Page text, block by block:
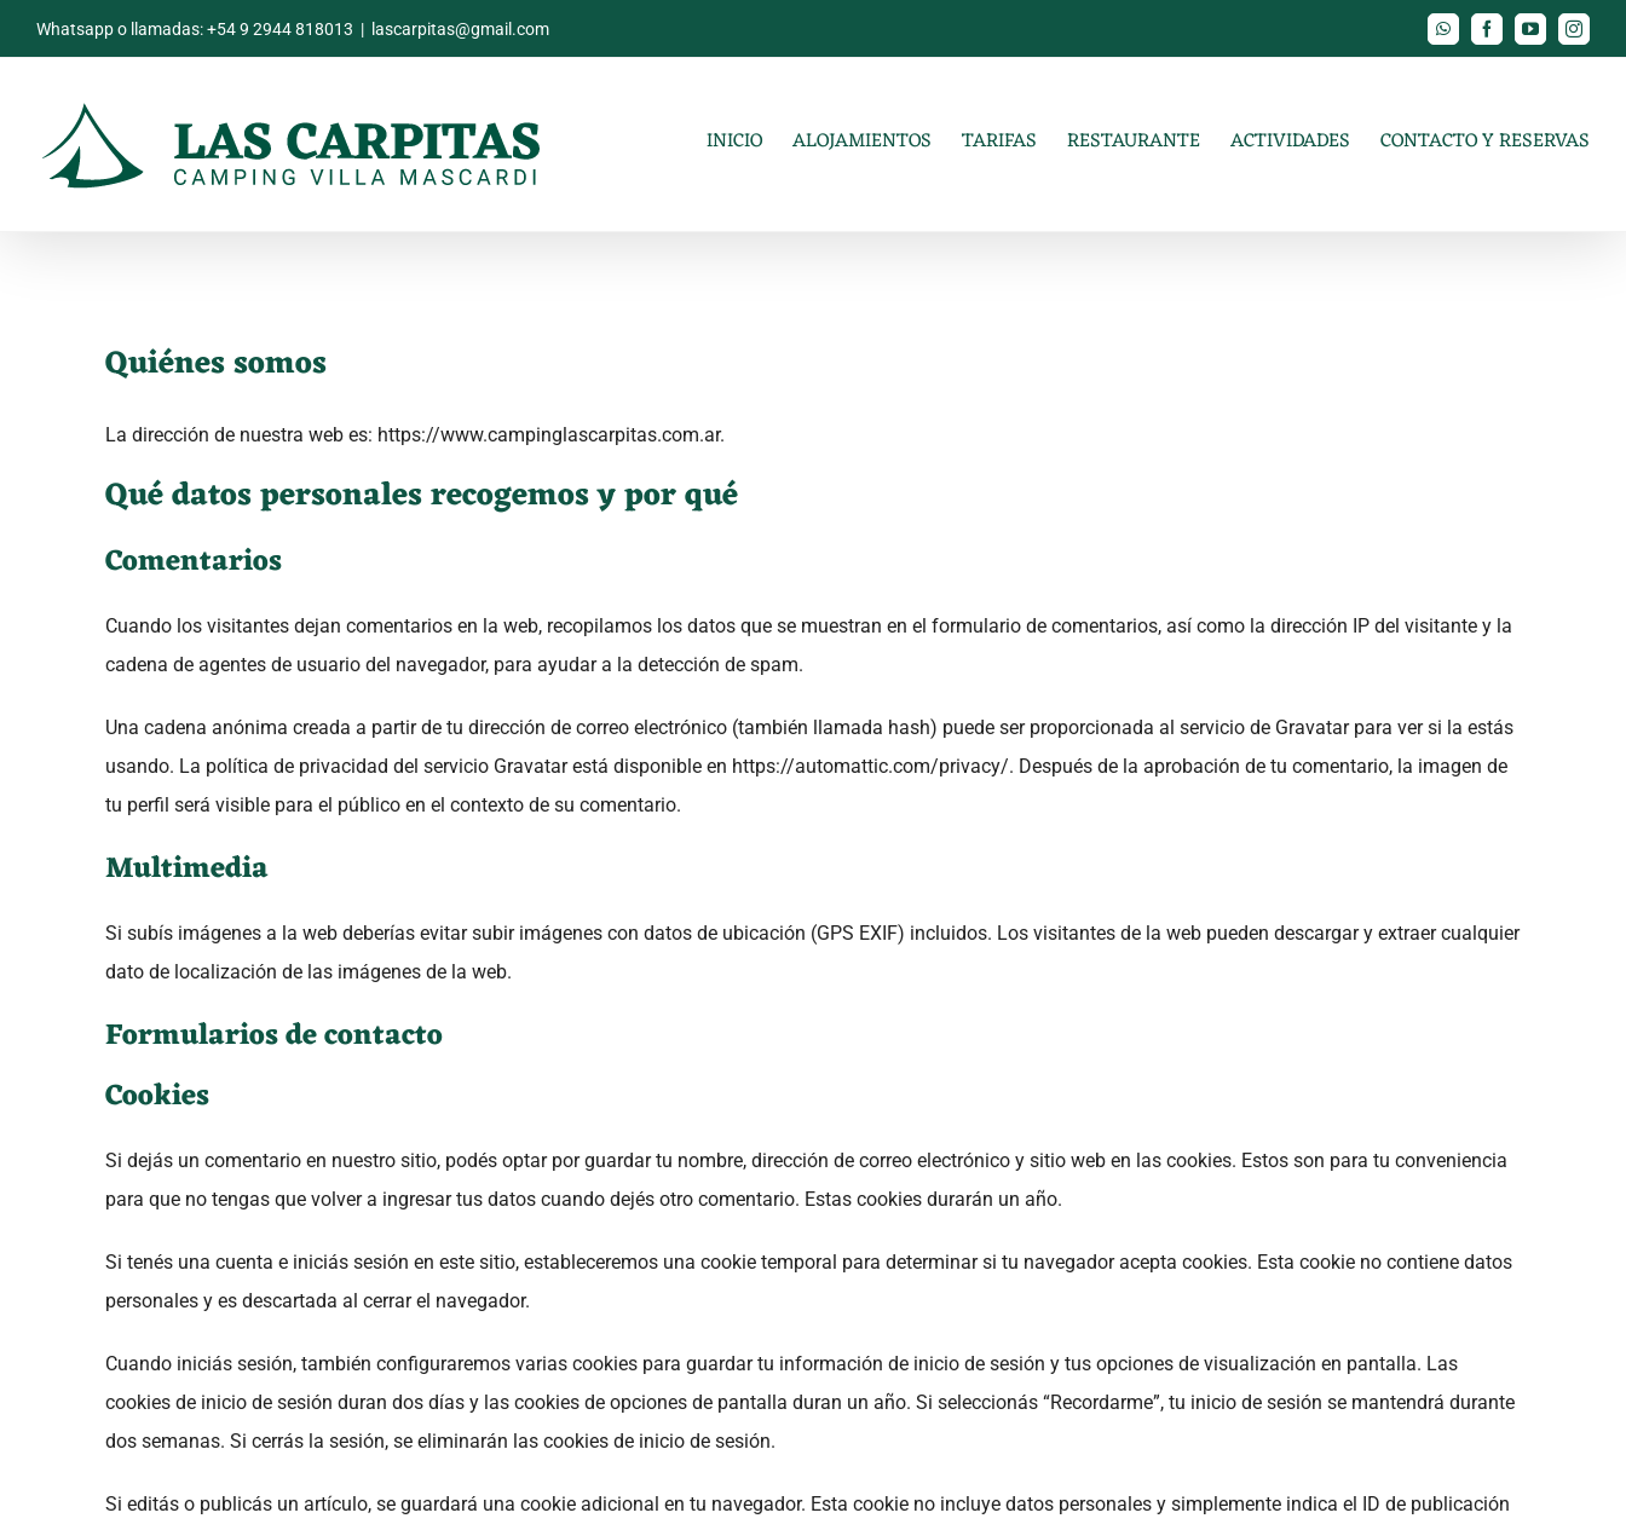
to
Whatsapp o llamadas:+54 9 2944 818013 | lascarpitas@gmail.com WhatsAppFacebookYouTube
INICIO ALOJAMIENTOS TARIFAS RESTAURANTE ACTIVIDADES CONTACTO Y RESERVAS
Quiénes somos
La dirección de nuestra web es: https://www.campinglascarpitas.com.ar.
Qué datos personales recogemos y por qué
Comentarios
Cuando los visitantes dejan comentarios en la web, recopilamos los datos que se muestran en el formulario de comentarios, así como la dirección IP del visitante y la
cadena de agentes de usuario del navegador, para ayudar a la detección de spam.
Una cadena anónima creada a partir de tu dirección de correo electrónico (también llamada hash) puede ser proporcionada al servicio de Gravatar para ver si la estás
usando. La política de privacidad del servicio Gravatar está disponible en https://automattic.com/privacy/. Después de la aprobación de tu comentario, la imagen de
tu perfil será visible para el público en el contexto de su comentario.
Multimedia
Si subís imágenes a la web deberías evitar subir imágenes con datos de ubicación (GPS EXIF) incluidos. Los visitantes de la web pueden descargar y extraer cualquier
dato de localización de las imágenes de la web.
Formularios de contacto
Cookies
Si dejás un comentario en nuestro sitio, podés optar por guardar tu nombre, dirección de correo electrónico y sitio web en las cookies. Estos son para tu conveniencia
para que no tengas que volver a ingresar tus datos cuando dejés otro comentario. Estas cookies durarán un año.
Si tenés una cuenta e iniciás sesión en este sitio, estableceremos una cookie temporal para determinar si tu navegador acepta cookies. Esta cookie no contiene datos
personales y es descartada al cerrar el navegador.
Cuando iniciás sesión, también configuraremos varias cookies para guardar tu información de inicio de sesión y tus opciones de visualización en pantalla. Las
cookies de inicio de sesión duran dos días y las cookies de opciones de pantalla duran un año. Si seleccionás “Recordarme”, tu inicio de sesión se mantendrá durante
dos semanas. Si cerrás la sesión, se eliminarán las cookies de inicio de sesión.
Si editás o publicás un artículo, se guardará una cookie adicional en tu navegador. Esta cookie no incluye datos personales y simplemente indica el ID de publicación